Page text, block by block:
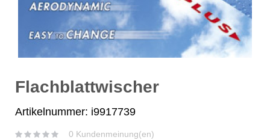
Flachblattwischer
Artikelnummer: i9917739
0 Kundenmeinung(en)